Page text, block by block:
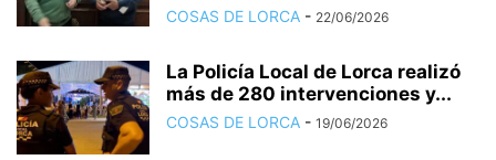
COSAS DE LORCA - 22/06/2026
La Policía Local de Lorca realizó
más de 280 intervenciones y...
COSAS DE LORCA - 19/06/2026